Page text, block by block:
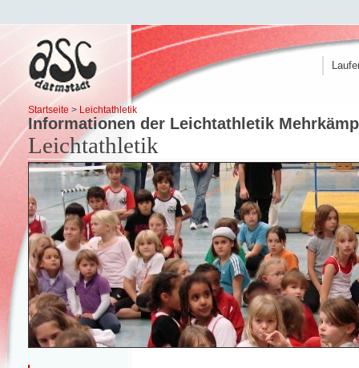
Startseite > Leichtathletik
Informationen der Leichtathletik
Leichtathletik